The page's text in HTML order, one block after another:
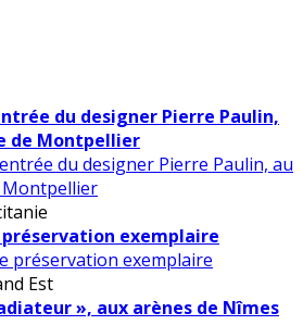
du designer Pierre Paulin,
de Montpellier
préservation exemplaire
Est
», aux arènes de Nîmes